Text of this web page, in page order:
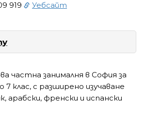
919 Уебсайт
частна занималня в София за
7 клас, с разширено изучаване
арабски, френски и испански